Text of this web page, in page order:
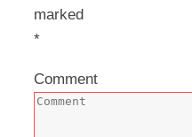
marked
*
Comment